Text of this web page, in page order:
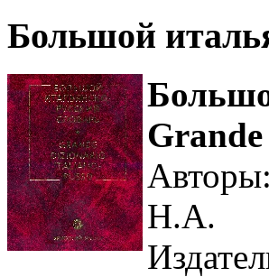
Большой
Н.А.